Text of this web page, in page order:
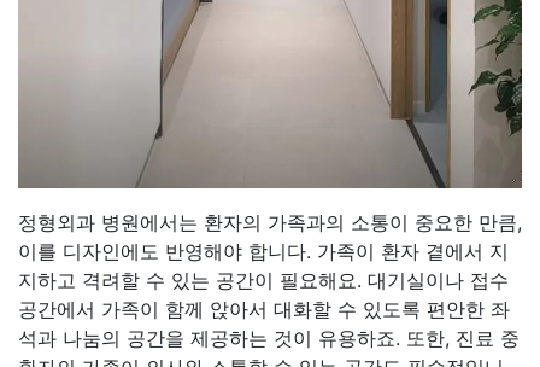
정형외과 병원에서는 환자의 가족과의 소통이 중요한 만큼,
이를 디자인에도 반영해야 합니다. 가족이 환자 곁에서 지
지하고 격려할 수 있는 공간이 필요해요. 대기실이나 접수
공간에서 가족이 함께 앉아서 대화할 수 있도록 편안한 좌
석과 나눔의 공간을 제공하는 것이 유용하죠. 또한, 진료 중